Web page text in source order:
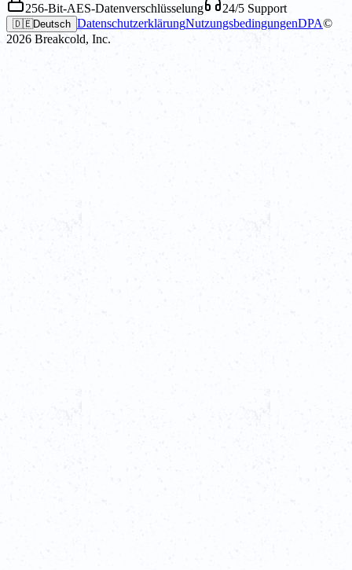
256-Bit-AES-Datenverschlüsselung 24/5 Support
🇩🇪Deutsch DatenschutzerklärungNutzungsbedingungenDPA©
2026 Breakcold, Inc.